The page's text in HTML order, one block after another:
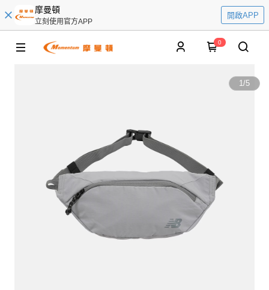
摩曼頓
立刻使用官方APP
開啟APP
0
1/5